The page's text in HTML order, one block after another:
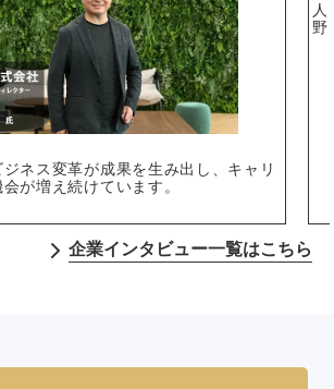
選択する
ネス変革が成果を生み出し、キャリ
が増え続けています。
人
野
企業インタビュー一覧はこちら